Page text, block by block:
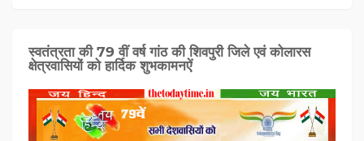
स्वतंत्रता की 79 वीं वर्ष गांठ की शिवपुरी जिले एवं कोलारस
क्षेत्रवासियों को हार्दिक शुभकामनऐं